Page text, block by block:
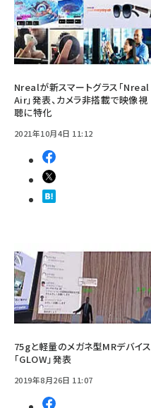
Nrealが新スマートグラス「Nreal
Air」発表、カメラ非搭載で映像視
聴に特化
2021年10月4日 11:12
75gと軽量のメガネ型MRデバイス
「GLOW」発表
2019年8月26日 11:07